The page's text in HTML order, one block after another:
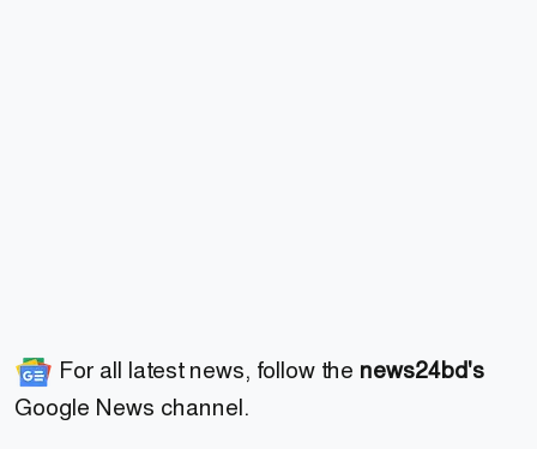
For all latest news, follow the news24bd's
Google News channel.